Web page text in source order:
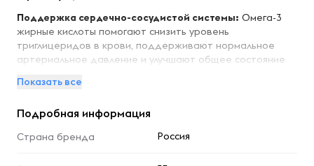
Поддержка сердечно-сосудистой системы: Омега-3
жирные кислоты помогают снизить уровень
триглицеридов в крови, поддерживают нормальное
артериальное давление и улучшают общее состояние
Укрепление иммунной системы:
организму эффективно бороться с инфекциями и
Поддержание здоровья костей:Витамин D3 улучшает
Показать все
Подробная информация
Страна бренда Россия